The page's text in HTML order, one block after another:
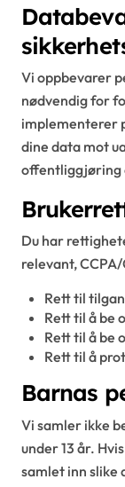
Vi oppbevarer
nødvendig for
implementerer
dine data mot
offentliggjøring
Du har
relevant,
Rett til
Rett til å be
Rett til å be
Rett til å
Barnas
Vi samler ikke
under 13 år.
samlet inn slike